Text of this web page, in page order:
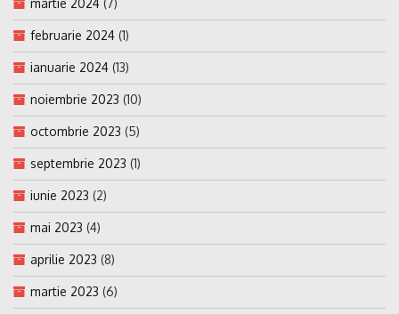
februarie 2024 (1)
ianuarie 2024 (13)
noiembrie 2023 (10)
octombrie 2023 (5)
septembrie 2023 (1)
iunie 2023 (2)
mai 2023 (4)
aprilie 2023 (8)
martie 2023 (6)